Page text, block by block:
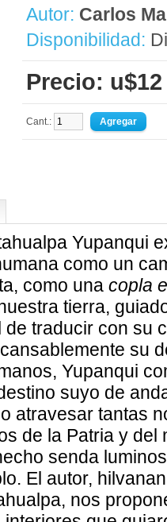
Autor: Carlos
Disponibilidad:
Precio: u$12
Cant.:
Yupanqui
como un
como una copla
tierra,
de traducir con su
su
Yupanqui
suyo de
atravesar tantas
de la Patria y
senda
El autor,
nos